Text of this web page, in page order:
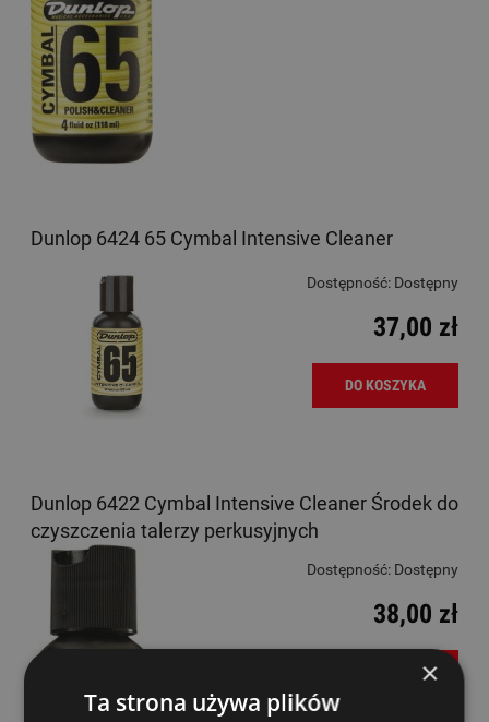
Dunlop 6424 65 Cymbal Intensive Cleaner
Dostępność: Dostępny
37,00 zł
DO KOSZYKA
Dunlop 6422 Cymbal Intensive Cleaner Środek do
czyszczenia talerzy perkusyjnych
Dostępność: Dostępny
38,00 zł
DO KOSZYKA×
Ta strona używa plików